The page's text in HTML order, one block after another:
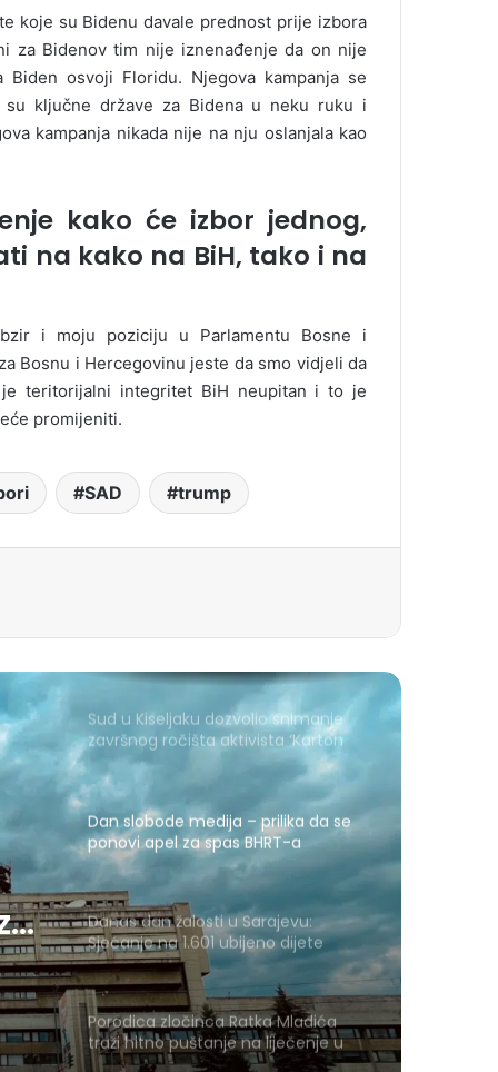
koje su Bidenu davale prednost prije izbora
za Bidenov tim nije iznenađenje da on nije
osvoji Floridu. Njegova kampanja se
su ključne države za Bidena u neku ruku i
kampanja nikada nije na nju oslanjala kao
kako će izbor jednog,
na kako na BiH, tako i na
i moju poziciju u Parlamentu Bosne i
Bosnu i Hercegovinu jeste da smo vidjeli da
teritorijalni integritet BiH neupitan i to je
promijeniti.
SAD trump
Sud u Kiseljaku dozvolio snimanje
završnog ročišta aktivista ‘Karton
revolucije’
Dan slobode medija – prilika da se
ponovi apel za spas BHRT-a
Danas dan žalosti u Sarajevu:
Sjećanje na 1.601 ubijeno dijete
Porodica zločinca Ratka Mladića
traži hitno puštanje na liječenje u
Srbiju